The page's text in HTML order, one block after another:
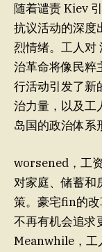
随着谴责 Kiev
抗议活动的深度
烈情绪。工人对
治革命将像民粹
行活动引发了新
治力量，以及工
岛国的政治体系
worsened，工
对家庭、储蓄和
策。豪宅fin的
不再有机会追求
Meanwhile，工